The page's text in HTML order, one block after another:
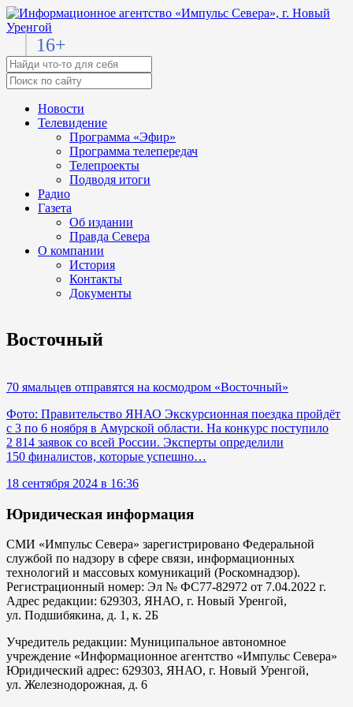
16+
Новости
Телевидение
Программа «Эфир»
Программа телепередач
Телепроекты
Подводя итоги
Радио
Газета
Об издании
Правда Севера
О компании
История
Контакты
Документы
Восточный
70 ямальцев отправятся на космодром «Восточный»
Фото: Правительство ЯНАО Экскурсионная поездка пройдёт
с 3 по 6 ноября в Амурской области. На конкурс поступило
2 814 заявок со всей России. Эксперты определили
150 финалистов, которые успешно…
18 сентября 2024 в 16:36
Юридическая информация
СМИ «Импульс Севера» зарегистрировано Федеральной
службой по надзору в сфере связи, информационных
технологий и массовых комуникаций (Роскомнадзор).
Регистрационный номер: Эл № ФС77-82972 от 7.04.2022 г.
Адрес редакции: 629303, ЯНАО, г. Новый Уренгой,
ул. Подшибякина, д. 1, к. 2Б
Учредитель редакции: Муниципальное автономное
учреждение «Информационное агентство «Импульс Севера»
Юридический адрес: 629303, ЯНАО, г. Новый Уренгой,
ул. Железнодорожная, д. 6